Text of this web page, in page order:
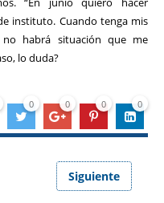
instituto. Cuando tenga mis
habrá situación que me
lo duda?
0 0 0 0
Siguiente